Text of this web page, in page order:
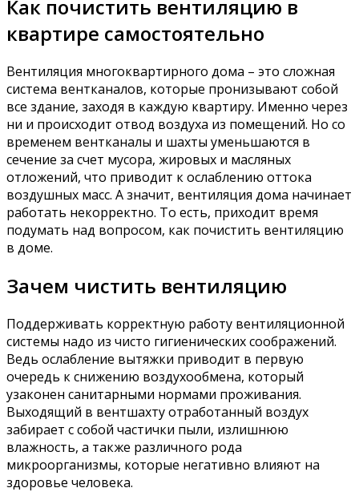
Как почистить вентиляцию в
квартире самостоятельно
Вентиляция многоквартирного дома – это сложная
система вентканалов, которые пронизывают собой
все здание, заходя в каждую квартиру. Именно через
ни и происходит отвод воздуха из помещений. Но со
временем вентканалы и шахты уменьшаются в
сечение за счет мусора, жировых и масляных
отложений, что приводит к ослаблению оттока
воздушных масс. А значит, вентиляция дома начинает
работать некорректно. То есть, приходит время
подумать над вопросом, как почистить вентиляцию
в доме.
Зачем чистить вентиляцию
Поддерживать корректную работу вентиляционной
системы надо из чисто гигиенических соображений.
Ведь ослабление вытяжки приводит в первую
очередь к снижению воздухообмена, который
узаконен санитарными нормами проживания.
Выходящий в вентшахту отработанный воздух
забирает с собой частички пыли, излишнюю
влажность, а также различного рода
микроорганизмы, которые негативно влияют на
здоровье человека.